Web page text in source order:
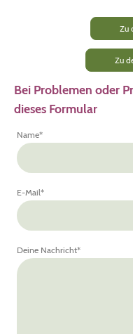
Zu
Name*
E-Mail*
Deine Nachricht*
Bei Problemen oder
dieses Formular
Zu